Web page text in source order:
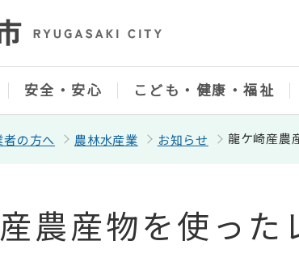
安全・安心 こども・健康・福祉
者の方へ 農林水産業 お知らせ 龍ケ崎産農
農産物を使った